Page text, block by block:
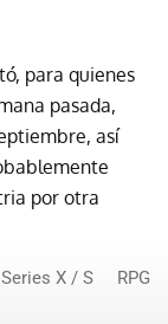
para quienes
pasada,
así
por otra
X / S RPG